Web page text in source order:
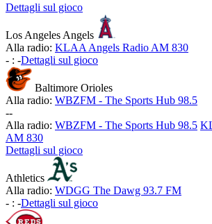
Dettagli sul gioco
Los Angeles Angels
Alla radio: KLAA Angels Radio AM 830
- : -Dettagli sul gioco
Baltimore Orioles
Alla radio: WBZFM - The Sports Hub 98.5
--
Alla radio: WBZFM - The Sports Hub 98.5
AM 830
Dettagli sul gioco
Athletics
Alla radio: WDGG The Dawg 93.7 FM
- : -Dettagli sul gioco